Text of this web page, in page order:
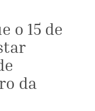
o 15 de
da